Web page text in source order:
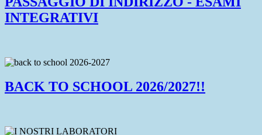
INTEGRATIVI
BACK TO SCHOOL 2026/2027!!